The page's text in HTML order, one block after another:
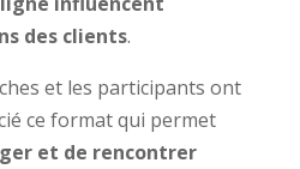
des clients.
et les participants ont
ce format qui permet
et de rencontrer